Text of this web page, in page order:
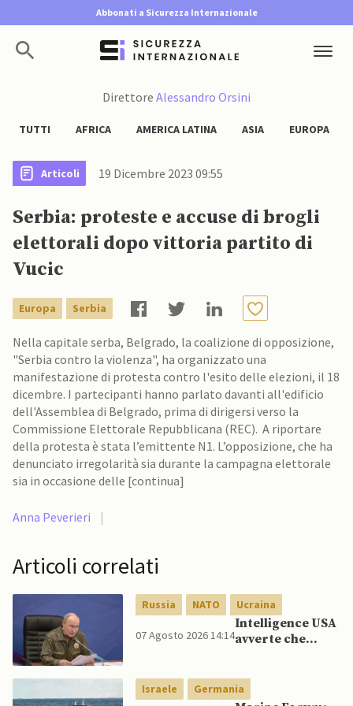
Abbonati a Sicurezza Internazionale
Direttore Alessandro Orsini
TUTTI AFRICA AMERICA LATINA ASIA EUROPA
Articoli 19 Dicembre 2023 09:55
Serbia: proteste e accuse di brogli
elettorali dopo vittoria partito di
Vucic
Europa Serbia
Nella capitale serba, Belgrado, la coalizione di opposizione,
"Serbia contro la violenza", ha organizzato una
manifestazione di protesta contro l'esito delle elezioni, il 18
dicembre. I partecipanti hanno parlato davanti all'edificio
dell'Assemblea di Belgrado, prima di dirigersi verso la
Commissione Elettorale Repubblicana (REC). A riportare
della protesta è stata l’emittente N1. L’opposizione, che ha
denunciato irregolarità sia durante la campagna elettorale
sia in occasione delle [continua]
Anna Peverieri |
Articoli correlati
Russia NATO Ucraina
07 Agosto 2026 14:14
Intelligence USA
avverte che
mentre è ancora
impegnato in
Israele Germania